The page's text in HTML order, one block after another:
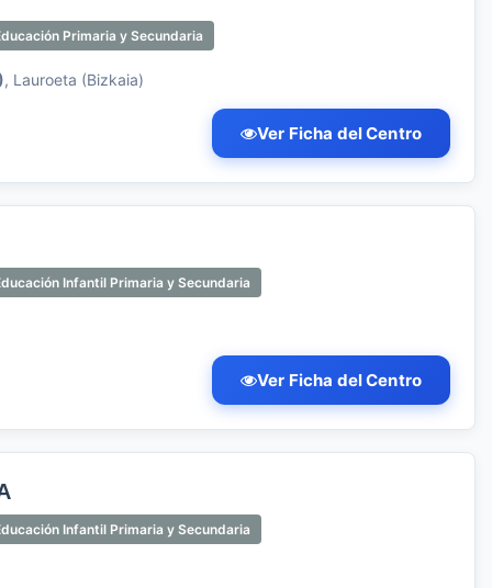
Primaria y Secundaria
, Lauroeta (Bizkaia)
Ver Ficha del Centro
Infantil Primaria y Secundaria
Ver Ficha del Centro
Infantil Primaria y Secundaria